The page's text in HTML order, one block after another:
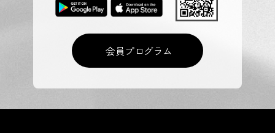
会員プログラム